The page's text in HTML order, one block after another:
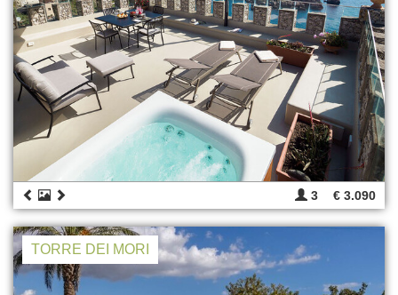
3 € 3.090
TORRE DEI MORI